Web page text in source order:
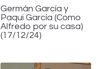
Germán García y
Paqui García (Como
Alfredo por su casa)
(17/12/24)